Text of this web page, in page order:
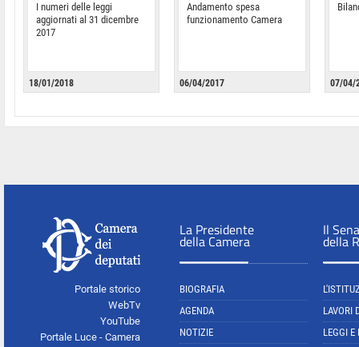
I numeri delle leggi
aggiornati al 31 dicembre
2017
18/01/2018
Andamento spesa
funzionamento Camera
06/04/2017 07/04/
Portale storico
WebTv
YouTube
Portale Luce - Camera
La Presidente
della Camera
BIOGRAFIA
AGENDA
NOTIZIE
Il
della
LAVORI
LEGGI E